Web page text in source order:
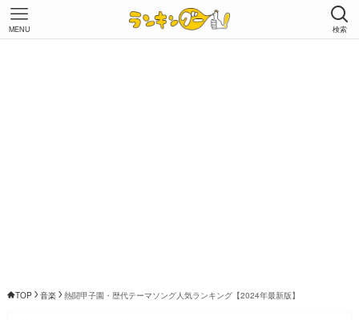
検索
MENU
TOP 音楽 熱闘甲子園・歴代テーマソング人気ランキング【2024年最新版】